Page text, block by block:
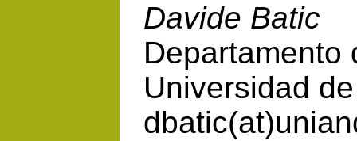
Davide Batic
Departamento
Universidad